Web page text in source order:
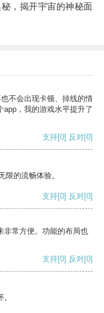
，揭开宇宙的神秘面
不会出现卡顿、掉线的情
，我的游戏水平提升了
支持[0] 反对[0]
的流畅体验。
支持[0] 反对[0]
非常方便。功能的布局也
支持[0] 反对[0]